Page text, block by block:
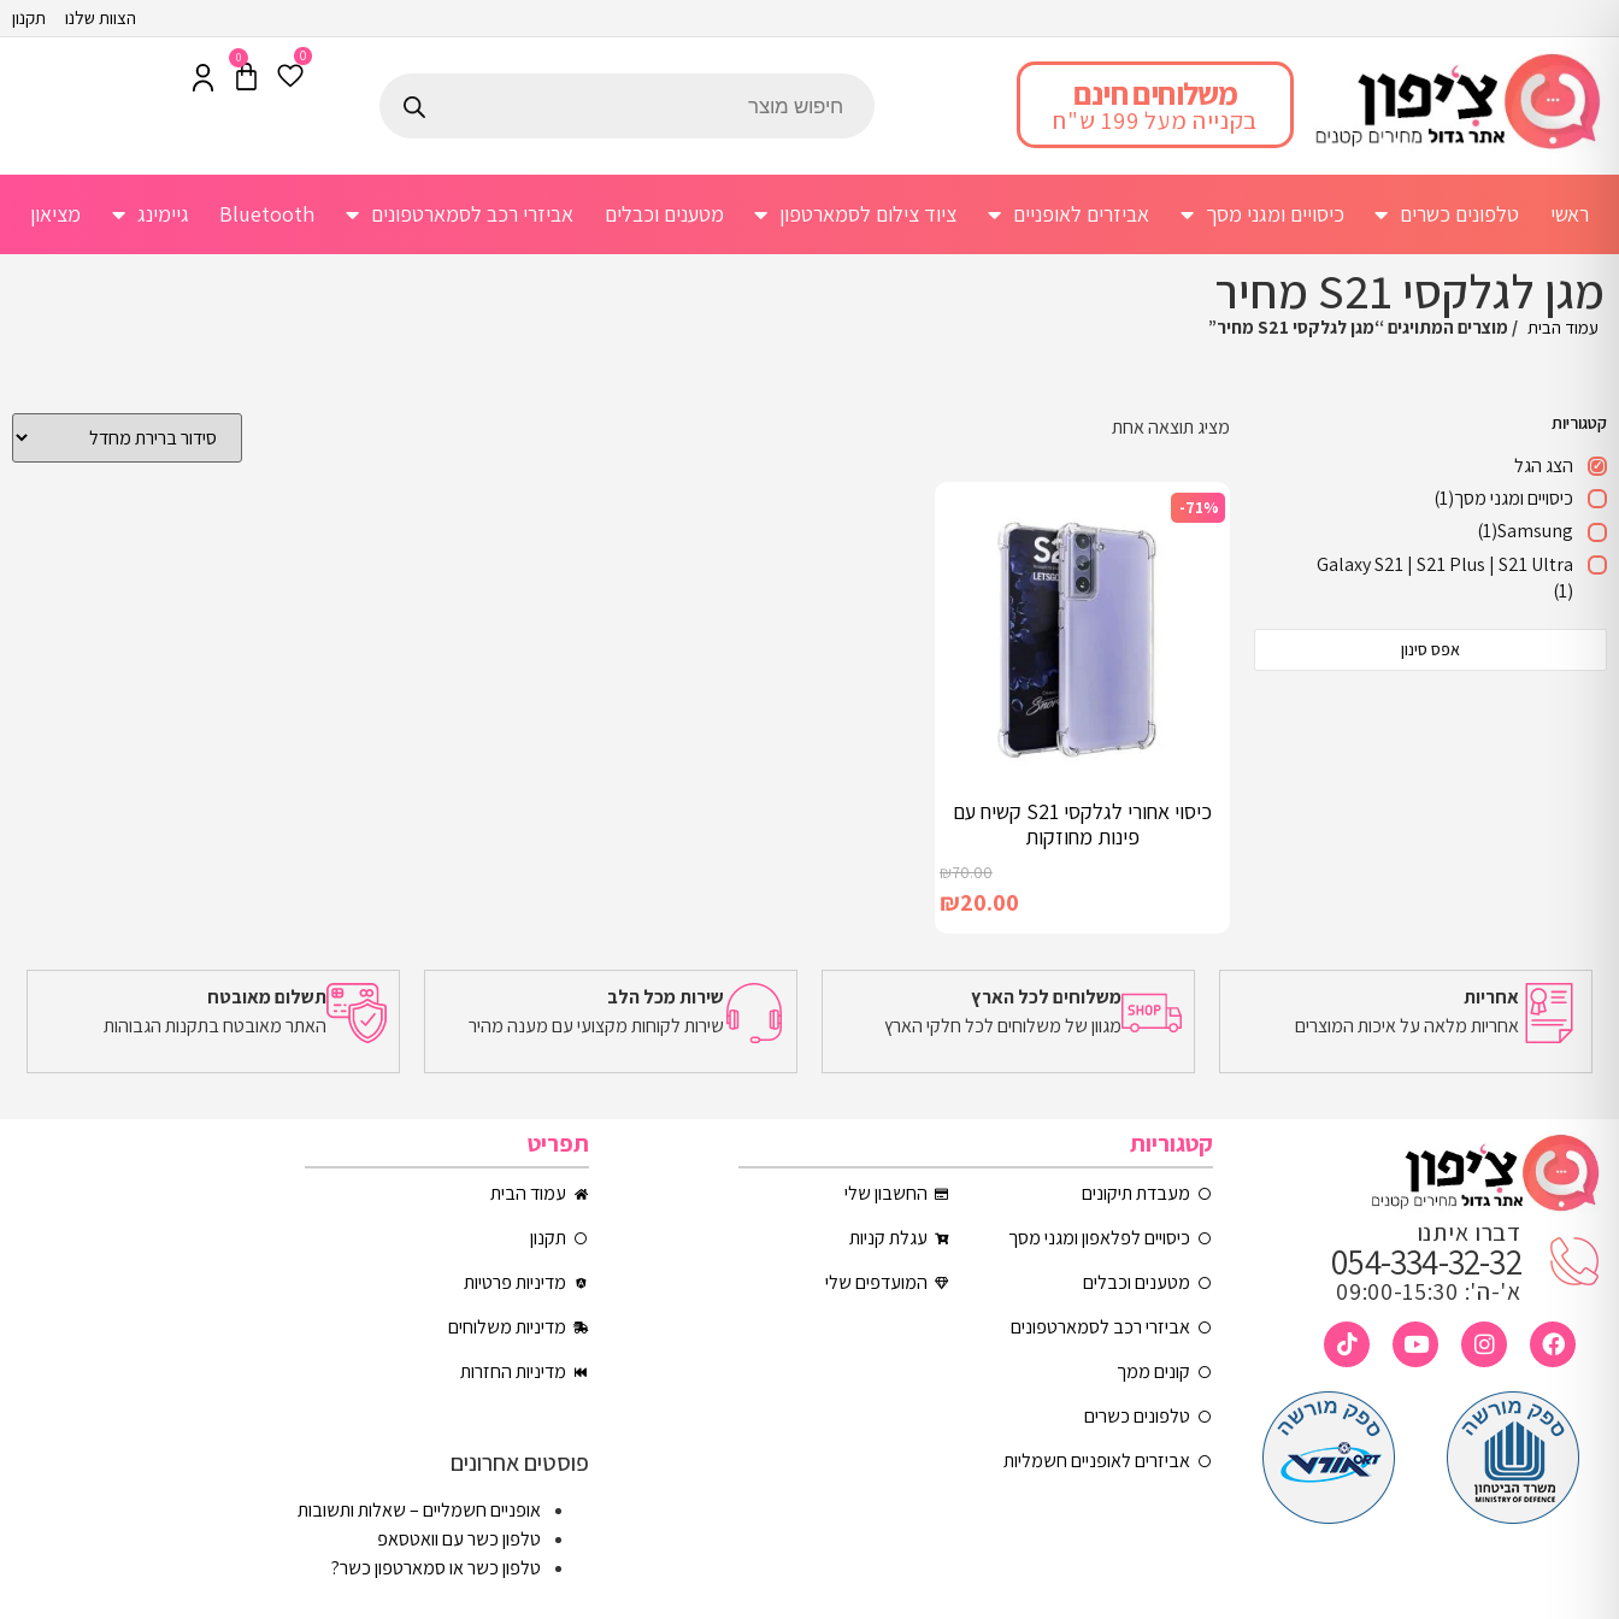
הצוות שלנו תקנון
משלוחים חינם
בקנייה מעל 199 ש"ח
0
0
ראשי טלפונים כשרים כיסויים ומגני מסך אביזרים לאופניים ציוד צילום לסמארטפון מטענים וכבלים אביזרי רכב לסמארטפונים Bluetooth גיימינג מציאון
מגן לגלקסי S21 מחיר
עמוד הבית / מוצרים המתויגים “מגן לגלקסי S21 מחיר”
קטגוריות
הצג הגל
כיסויים ומגני מסך(1)
Samsung
(1)
Galaxy S21 | S21 Plus | S21 Ultra
(1)
אפס סינון
מציג תוצאה אחת
-71%
כיסוי אחורי לגלקסי S21 קשיח עם
פינות מחוזקות
₪70.00
₪20.00
מידע נוסף
אחריות
אחריות מלאה על איכות המוצרים
משלוחים לכל הארץ
מגוון של משלוחים לכל חלקי הארץ
שירות מכל הלב
שירות לקוחות מקצועי עם מענה מהיר
תשלום מאובטח
האתר מאובטח בתקנות הגבוהות
דברו איתנו
054-334-32-32
א'-ה': 09:00-15:30
קטגוריות
מעבדת תיקונים
כיסויים לפלאפון ומגני מסך
מטענים וכבלים
אביזרי רכב לסמארטפונים
קונים ממך
טלפונים כשרים
אביזרים לאופניים חשמליות
החשבון שלי
עגלת קניות
המועדפים שלי
תפריט
עמוד הבית
תקנון
מדיניות פרטיות
מדיניות משלוחים
מדיניות החזרות
פוסטים אחרונים
אופניים חשמליים – שאלות ותשובות
טלפון כשר עם וואטסאפ
טלפון כשר או סמארטפון כשר?